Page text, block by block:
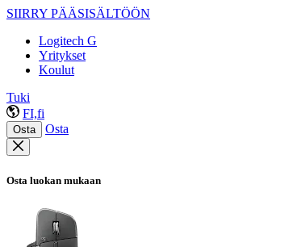
SIIRRY PÄÄSISÄLTÖÖN
Logitech G
Yritykset
Koulut
Tuki
FI,fi
Osta Osta
Osta luokan mukaan